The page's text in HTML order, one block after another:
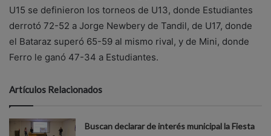
U15 se definieron los torneos de U13, donde Estudiantes
derrotó 72-52 a Jorge Newbery de Tandil, de U17, donde
el Bataraz superó 65-59 al mismo rival, y de Mini, donde
Ferro le ganó 47-34 a Estudiantes.
Artículos Relacionados
Buscan declarar de interés municipal la Fiesta